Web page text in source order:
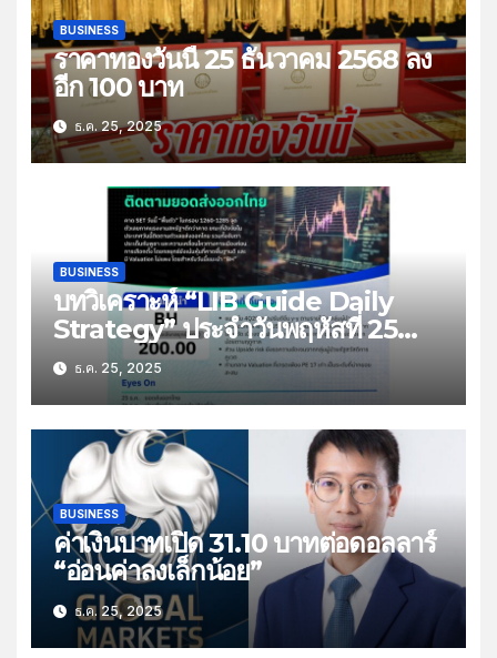
BUSINESS
ราคาทองวันนี้ 25 ธันวาคม 2568 ลง
อีก 100 บาท
ธ.ค. 25, 2025
BUSINESS
บทวิเคราะห์ “LIB Guide Daily
Strategy” ประจำวันพฤหัสที่ 25
ธันวาคม 2568 หัวข้อ “ติดตามยอด
ส่งออกไทย”
ธ.ค. 25, 2025
BUSINESS
ค่าเงินบาทเปิด 31.10 บาทต่อดอลลาร์
“อ่อนค่าลงเล็กน้อย”
ธ.ค. 25, 2025